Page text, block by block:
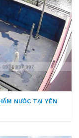
NƯỚC TẠI YÊN